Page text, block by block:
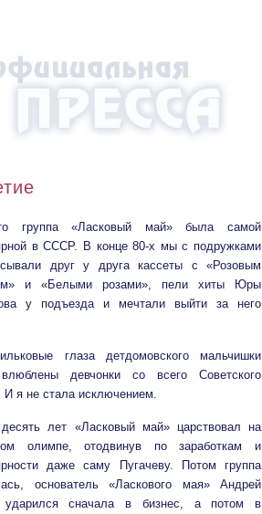
то группа «Ласковый май» была самой
в СССР. В конце 80-х мы с подружками
друг у друга кассеты с «Розовым
и «Белыми розами», пели хиты Юры
у подъезда и мечтали выйти за него
глаза детдомовского мальчишки
девчонки со всего Советского
я не стала исключением.
лет «Ласковый май» царствовал на
олимпе, отодвинув по заработкам и
даже саму Пугачеву. Потом группа
основатель «Ласкового мая» Андрей
ударился сначала в бизнес, а потом в